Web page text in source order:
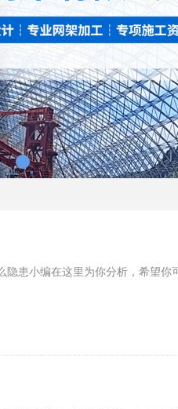
隐患小编在这里为你分析，希望你